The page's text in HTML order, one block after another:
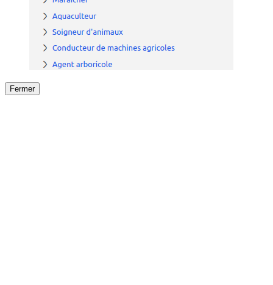
Fermer